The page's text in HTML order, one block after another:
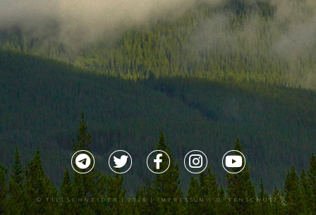
©TILLSCHNEIDER | 2026 |IMPRESSUM |DATENSCHUTZ